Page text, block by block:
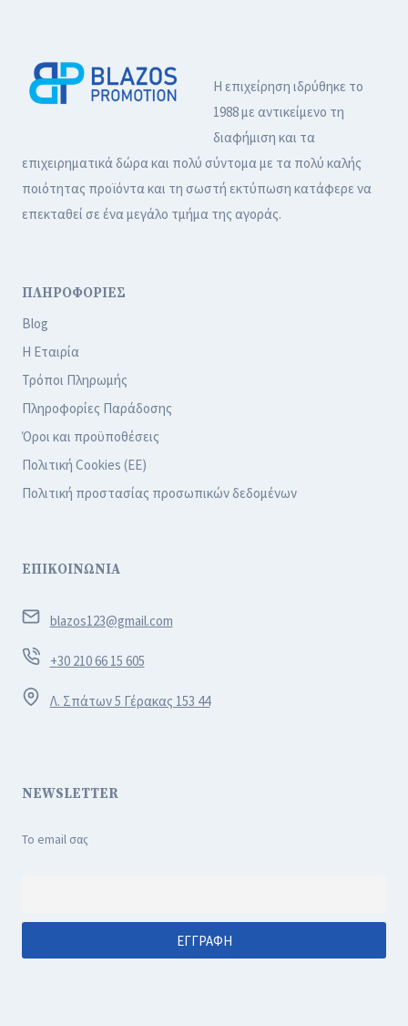
Η επιχείρηση ιδρύθηκε το
1988 με αντικείμενο τη
διαφήμιση και τα
επιχειρηματικά δώρα και πολύ σύντομα με τα πολύ καλής
ποιότητας προϊόντα και τη σωστή εκτύπωση κατάφερε να
επεκταθεί σε ένα μεγάλο τμήμα της αγοράς.
ΠΛΗΡΟΦΟΡΙΕΣ
Blog
Η Εταιρία
Τρόποι Πληρωμής
Πληροφορίες Παράδοσης
Όροι και προϋποθέσεις
Πολιτική Cookies (ΕΕ)
Πολιτική προστασίας προσωπικών δεδομένων
ΕΠΙΚΟΙΝΩΝΙΑ
blazos123@gmail.com
+30 210 66 15 605
Λ. Σπάτων 5 Γέρακας 153 44
NEWSLETTER
Το email σας